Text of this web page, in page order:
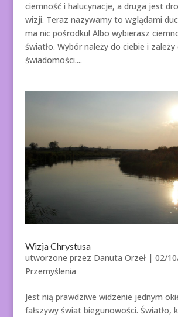
ciemność i halucynacje, a druga jest
wizji. Teraz nazywamy to wglądami
ma nic pośrodku! Albo wybierasz
światło. Wybór należy do ciebie i
świadomości....
Wizja Chrystusa
utworzone przez Danuta Orzeł| 02/
Przemyślenia
Jest nią prawdziwe widzenie jednym
fałszywy świat biegunowości. Światło,